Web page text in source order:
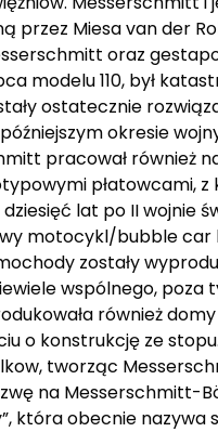
Miesa van der
oraz
modelu 110, był
ostatecznie
późniejszym okresie
pracował również
płatowcami, z
lat po II
motocykl/bubble
zostały
wspólnego, poza
również
o konstrukcję ze
tworząc
na Messerschmitt-
która obecnie nazywa